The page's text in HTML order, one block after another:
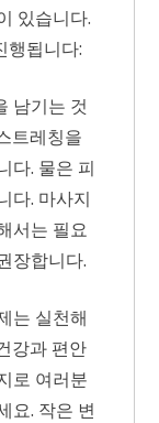
있습니다.
행됩니다:
남기는 것
트레칭을
다. 물은 피
다. 마사지
서는 필요
장합니다.
는 실천해
강과 편안
로 여러분
요. 작은 변